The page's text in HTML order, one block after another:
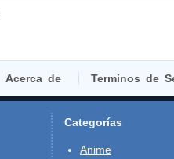
Acerca de Terminos de
Categorías
Anime